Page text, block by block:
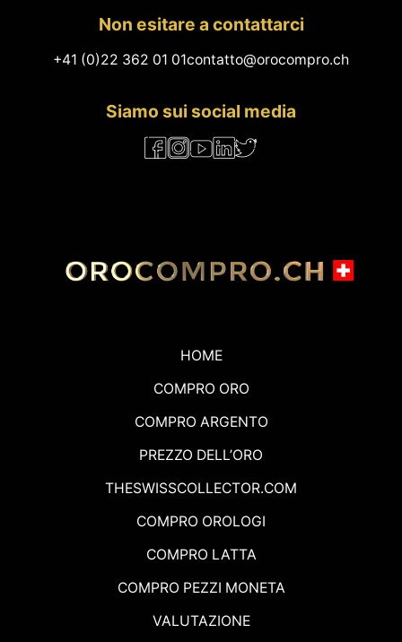
Non esitare a contattarci
+41 (0)22 362 01 01contatto@orocompro.ch
Siamo sui social media
HOME
COMPRO ORO
COMPRO ARGENTO
PREZZO DELL’ORO
THESWISSCOLLECTOR.COM
COMPRO OROLOGI
COMPRO LATTA
COMPRO PEZZI MONETA
VALUTAZIONE